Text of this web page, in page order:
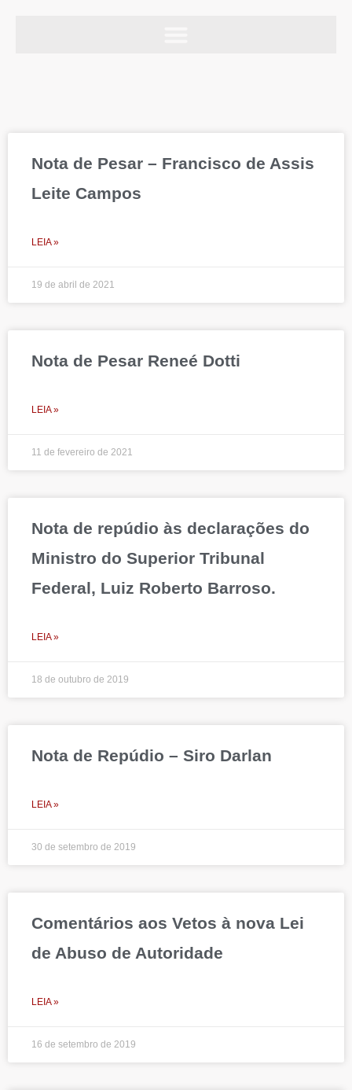
Nota de Pesar – Francisco de Assis
Leite Campos
LEIA »
19 de abril de 2021
Nota de Pesar Reneé Dotti
LEIA »
11 de fevereiro de 2021
Nota de repúdio às declarações do
Ministro do Superior Tribunal
Federal, Luiz Roberto Barroso.
LEIA »
18 de outubro de 2019
Nota de Repúdio – Siro Darlan
LEIA »
30 de setembro de 2019
Comentários aos Vetos à nova Lei
de Abuso de Autoridade
LEIA »
16 de setembro de 2019